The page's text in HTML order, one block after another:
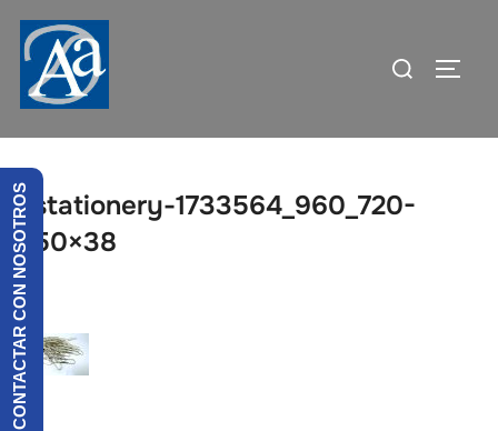
Saltar
contenido
Buscar:
stationery-1733564_960_720-
50×38
CONTACTAR CON NOSOTROS